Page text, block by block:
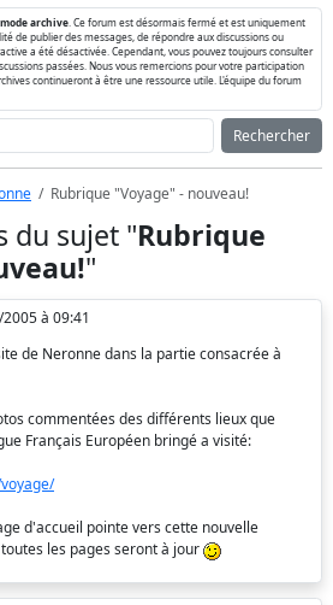
archive . Ce forum est désormais fermé et est uniquement
de publier des messages, de répondre aux discussions ou
a été désactivée. Cependant, vous pouvez toujours consulter
passées. Nous vous remercions pour votre participation
continueront à être une ressource utile. L'équipe du forum
Rechercher
Rubrique "Voyage" - nouveau!
du sujet "Rubrique
"
à 09:41
de Neronne dans la partie consacrée à
commentées des différents lieux que
Français Européen bringé a visité:
d'accueil pointe vers cette nouvelle
les pages seront à jour